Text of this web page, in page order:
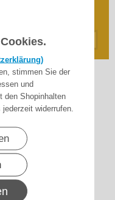
stimmen Sie der
und
den Shopinhalten
widerrufen.
Versand